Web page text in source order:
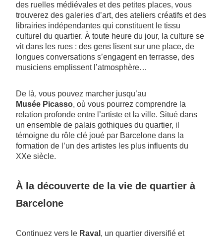
des ruelles médiévales et des petites places, vous
trouverez des galeries d’art, des ateliers créatifs et des
librairies indépendantes qui constituent le tissu
culturel du quartier. À toute heure du jour, la culture se
vit dans les rues : des gens lisent sur une place, de
longues conversations s’engagent en terrasse, des
musiciens emplissent l’atmosphère…
De là, vous pouvez marcher jusqu’au
Musée Picasso, où vous pourrez comprendre la
relation profonde entre l’artiste et la ville. Situé dans
un ensemble de palais gothiques du quartier, il
témoigne du rôle clé joué par Barcelone dans la
formation de l’un des artistes les plus influents du
XXe siècle.
À la découverte de la vie de quartier à
Barcelone
Continuez vers le Raval , un quartier diversifié et